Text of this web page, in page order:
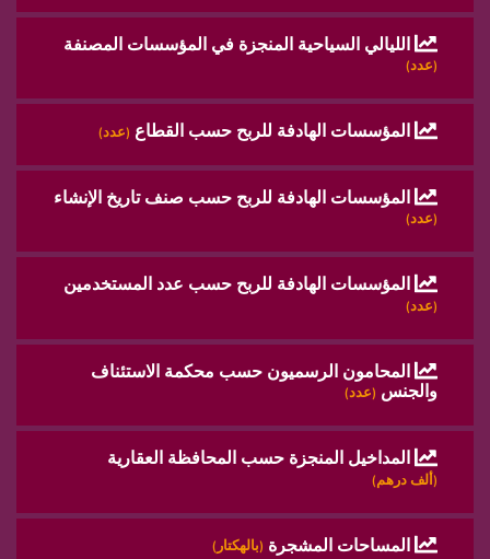
الليالي السياحية المنجزة في المؤسسات المصنفة
(عدد)
المؤسسات الهادفة للربح حسب القطاع (عدد)
المؤسسات الهادفة للربح حسب صنف تاريخ الإنشاء
(عدد)
المؤسسات الهادفة للربح حسب عدد المستخدمين
(عدد)
المحامون الرسميون حسب محكمة الاستئناف
والجنس (عدد)
المداخيل المنجزة حسب المحافظة العقارية
(ألف درهم)
المساحات المشجرة (بالهكتار)